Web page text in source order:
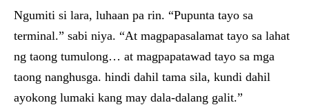
Ngumiti si lara, luhaan pa rin. “Pupunta tayo sa
terminal.” sabi niya. “At magpapasalamat tayo sa lahat
ng taong tumulong… at magpapatawad tayo sa mga
taong nanghusga. hindi dahil tama sila, kundi dahil
ayokong lumaki kang may dala-dalang galit.”